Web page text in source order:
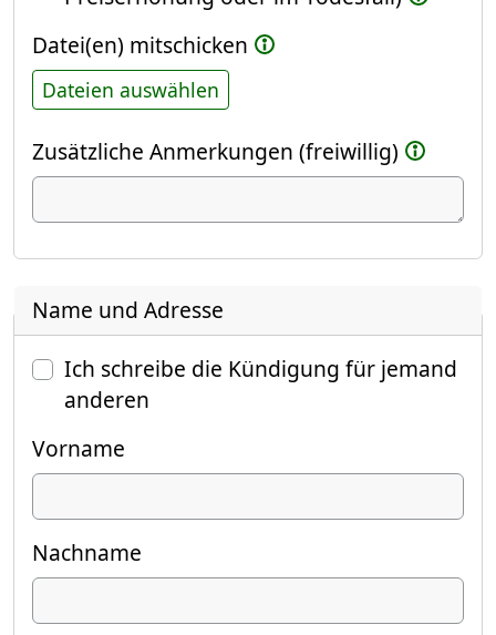
Datei(en) mitschicken
Dateien auswählen
Zusätzliche Anmerkungen (freiwillig)
Name und Adresse
Ich schreibe die Kündigung für jemand
anderen
Vorname
Nachname